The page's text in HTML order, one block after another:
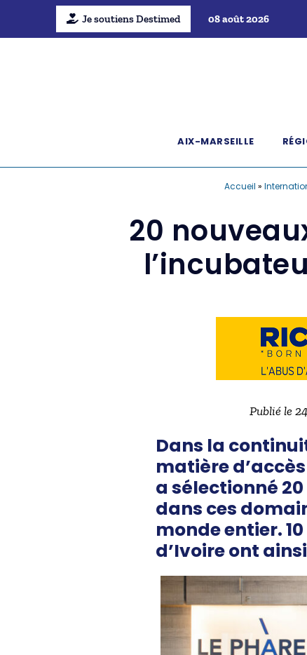
Je soutiens Destimed 08 août 2026
AIX-MARSEILLE
Accueil »
20
Publié le
Dans la
matière
a sélectionné
dans ces
monde entier.
d’Ivoire ont